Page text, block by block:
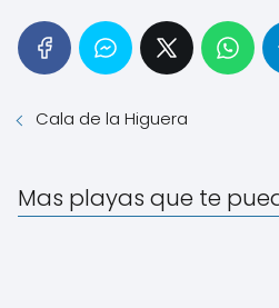
Cala de la Higuera
Mas playas que te